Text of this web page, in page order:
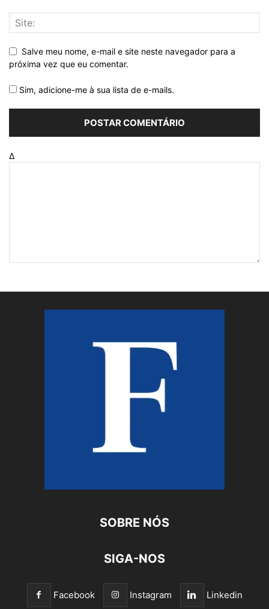
Salve meu nome, e-mail e site neste navegador para a
próxima vez que eu comentar.
Sim, adicione-me à sua lista de e-mails.
Δ
SOBRE NÓS
SIGA-NOS
Facebook Instagram Linkedin